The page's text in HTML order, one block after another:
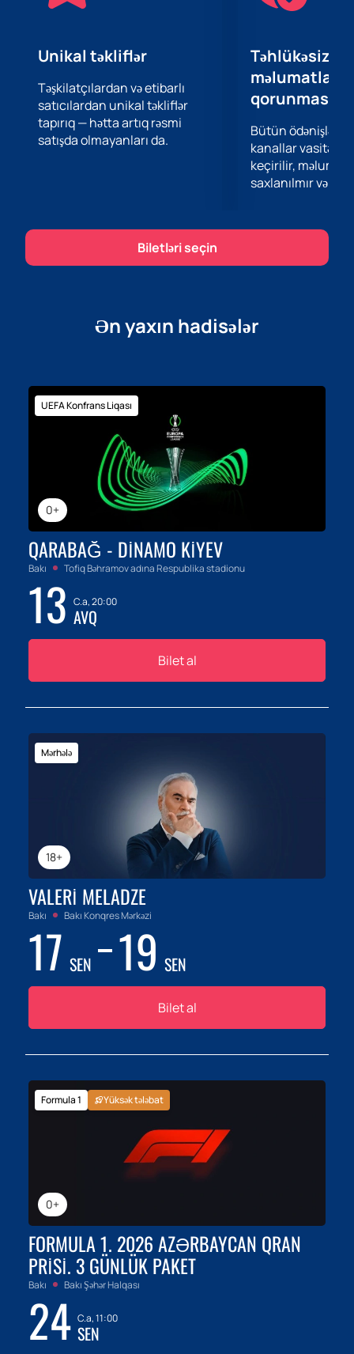
Unikal təkliflər
Təşkilatçılardan və etibarlı
satıcılardan unikal təkliflər
tapırıq — hətta artıq rəsmi
satışda olmayanları da.
Təhlükəsiz
məlumatların
qorunması
Bütün ödənişlər
kanallar
keçirilir,
saxlanılmır və
Biletləri seçin
Ən yaxın hadisələr
0+
UEFA Konfrans Liqası
QARABAĞ - DINAMO KIYEV
Bakı Tofiq Bəhramov adına Respublika stadionu
13 C.a, 20:00
AVQ
Bilet al
18+
Mərhələ
VALERI MELADZE
Bakı Bakı Konqres Mərkəzi
17 SEN 19 SEN
Bilet al
0+
Formula 1 Yüksək tələbat
FORMULA 1. 2026 AZƏRBAYCAN QRAN
PRISI. 3 GÜNLÜK PAKET
Bakı Bakı Şəhər Halqası
24 C.a, 11:00
SEN